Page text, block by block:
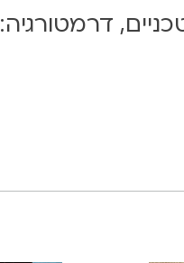
דרמטורגיה: